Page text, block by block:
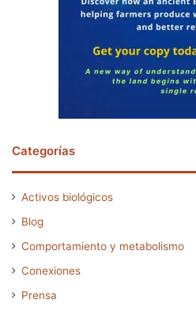
Categorías
Activos biológicos
Blog
Comportamiento y metabolismo
Conexiones
Prensa